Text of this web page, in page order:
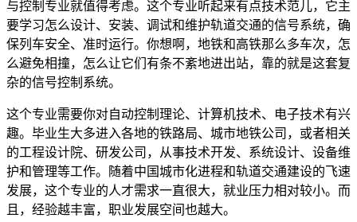
与控制专业就值得考虑。这个专业听起来有点技术范儿，它主
要学习怎么设计、安装、调试和维护轨道交通的信号系统，确
保列车安全、准时运行。你想啊，地铁和高铁那么多车次，怎
么避免相撞，怎么让它们有条不紊地进出站，靠的就是这套复
杂的信号控制系统。
这个专业需要你对自动控制理论、计算机技术、电子技术有兴
趣。毕业生大多进入各地的铁路局、城市地铁公司，或者相关
的工程设计院、研发公司，从事技术开发、系统设计、设备维
护和管理等工作。随着中国城市化进程和轨道交通建设的飞速
发展，这个专业的人才需求一直很大，就业压力相对较小。而
且，经验越丰富，职业发展空间也越大。